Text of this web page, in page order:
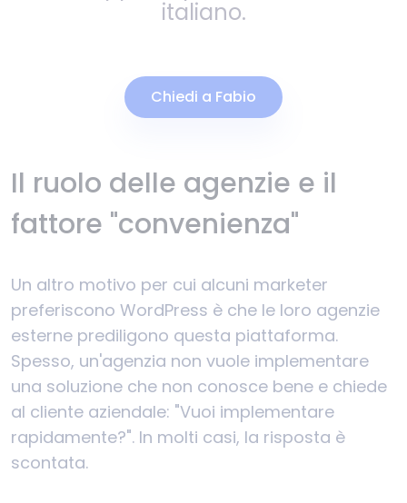
italiano.
Chiedi a Fabio
Il ruolo delle agenzie e il
fattore "convenienza"
Un altro motivo per cui alcuni marketer
preferiscono WordPress è che le loro agenzie
esterne prediligono questa piattaforma.
Spesso, un'agenzia non vuole implementare
una soluzione che non conosce bene e chiede
al cliente aziendale: "Vuoi implementare
rapidamente?". In molti casi, la risposta è
scontata.